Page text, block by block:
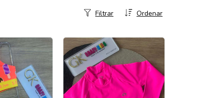
Ordenar
Filtrar